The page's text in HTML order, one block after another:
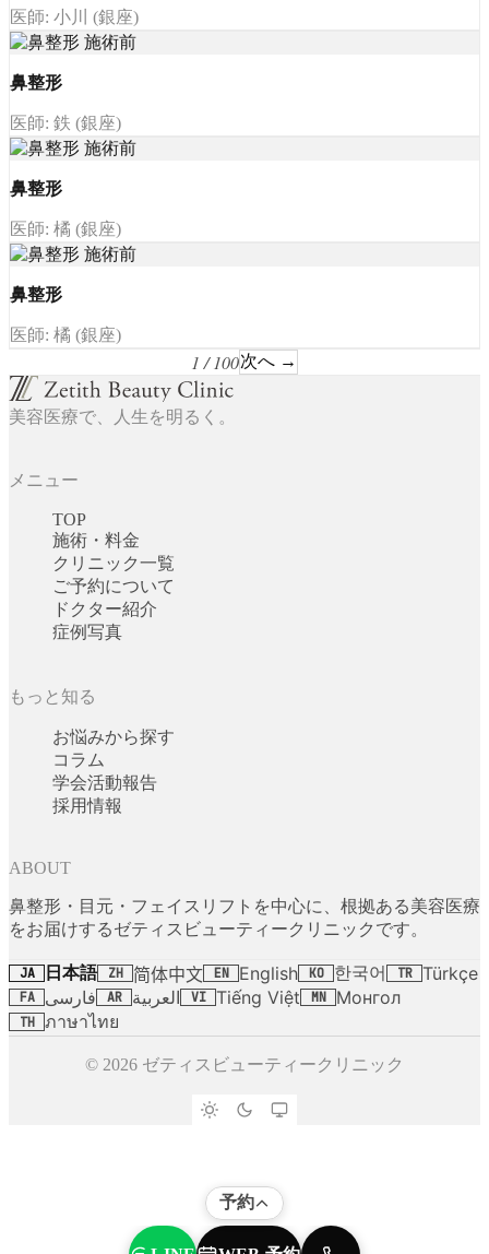
医師: 小川 (銀座)
鼻整形
医師: 鉄 (銀座)
鼻整形
医師: 橘 (銀座)
鼻整形
医師: 橘 (銀座)
1 / 100次へ →
美容医療で、人生を明るく。
メニュー
TOP
施術・料金
クリニック一覧
ご予約について
ドクター紹介
症例写真
もっと知る
お悩みから探す
コラム
学会活動報告
採用情報
ABOUT
鼻整形・目元・フェイスリフトを中心に、根拠ある美容医療
をお届けするゼティスビューティークリニックです。
JA 日本語 ZH 简体中文 EN English KO 한국어 TR Türkçe
FA فارسی AR العربية VI Tiếng Việt MN Монгол
TH ภาษาไทย
© 2026 ゼティスビューティークリニック
予約